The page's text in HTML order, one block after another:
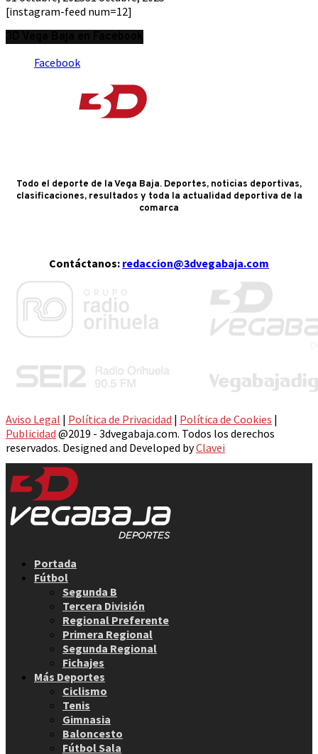
[instagram-feed num=12]
Facebook
Todo el deporte de la Vega Baja. Deportes, noticias deportivas,
clasificaciones, resultados y toda la actualidad deportiva de la
comarca
Contáctanos: redaccion@3dvegabaja.com
Aviso Legal | Política de Privacidad | Política de Cookies |
Publicidad @2019 - 3dvegabaja.com. Todos los derechos
reservados. Designed and Developed byClavei
Portada
Fútbol
Segunda B
Tercera División
Regional Preferente
Primera Regional
Segunda Regional
Fichajes
Más Deportes
Ciclismo
Tenis
Gimnasia
Baloncesto
Fútbol Sala